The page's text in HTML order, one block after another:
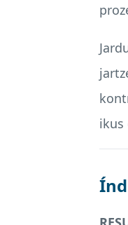
ikus